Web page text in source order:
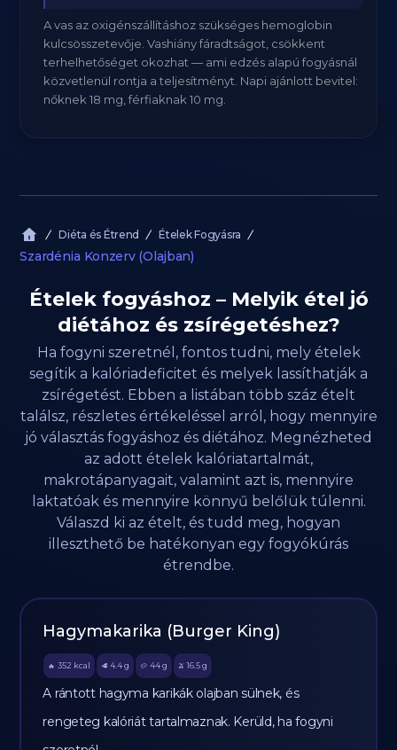
A vas az oxigénszállításhoz szükséges hemoglobin
kulcsösszetevője. Vashiány fáradtságot, csökkent
terhelhetőséget okozhat — ami edzés alapú fogyásnál
közvetlenül rontja a teljesítményt. Napi ajánlott bevitel:
nőknek 18 mg, férfiaknak 10 mg.
Diéta és Étrend Ételek Fogyásra
Szardénia Konzerv (Olajban)
Ételek fogyáshoz – Melyik étel jó
diétához és zsírégetéshez?
Ha fogyni szeretnél, fontos tudni, mely ételek
segítik a kalóriadeficitet és melyek lassíthatják a
zsírégetést. Ebben a listában több száz ételt
találsz, részletes értékeléssel arról, hogy mennyire
jó választás fogyáshoz és diétához. Megnézheted
az adott ételek kalóriatartalmát,
makrotápanyagait, valamint azt is, mennyire
laktatóak és mennyire könnyű belőlük túlenni.
Válaszd ki az ételt, és tudd meg, hogyan
illeszthető be hatékonyan egy fogyókúrás
étrendbe.
Hagymakarika (Burger King)
🔥 352 kcal 🥩 4.4 g 🥔 44g 🫒 16.5 g
A rántott hagyma karikák olajban sülnek, és
rengeteg kalóriát tartalmaznak. Kerüld, ha fogyni